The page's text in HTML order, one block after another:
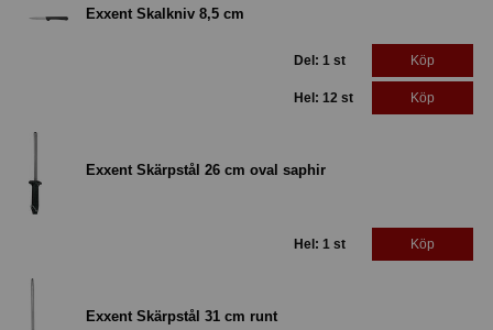
Exxent Skalkniv 8,5 cm
Del: 1 st Köp
Hel: 12 st Köp
Exxent Skärpstål 26 cm oval saphir
Hel: 1 st Köp
Exxent Skärpstål 31 cm runt